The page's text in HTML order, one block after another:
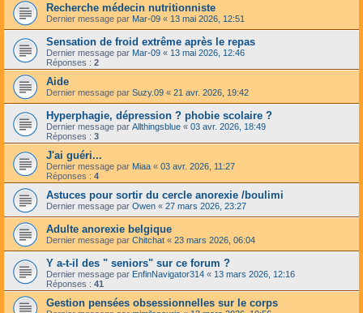
Recherche médecin nutritionniste
Dernier message par Mar-09 « 13 mai 2026, 12:51
Sensation de froid extrême après le repas
Dernier message par Mar-09 « 13 mai 2026, 12:46
Réponses : 2
Aide
Dernier message par Suzy.09 « 21 avr. 2026, 19:42
Hyperphagie, dépression ? phobie scolaire ?
Dernier message par Allthingsblue « 03 avr. 2026, 18:49
Réponses : 3
J'ai guéri...
Dernier message par Miaa « 03 avr. 2026, 11:27
Réponses : 4
Astuces pour sortir du cercle anorexie /boulimi
Dernier message par Owen « 27 mars 2026, 23:27
Adulte anorexie belgique
Dernier message par Chitchat « 23 mars 2026, 06:04
Y a-t-il des " seniors" sur ce forum ?
Dernier message par EnfinNavigator314 « 13 mars 2026, 12:16
Réponses : 41
Gestion pensées obsessionnelles sur le corps